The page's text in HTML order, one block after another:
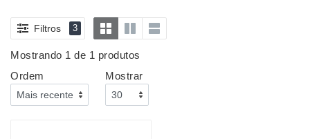
Filtros 3
Mostrando 1 de 1 produtos
Ordem
Mostrar